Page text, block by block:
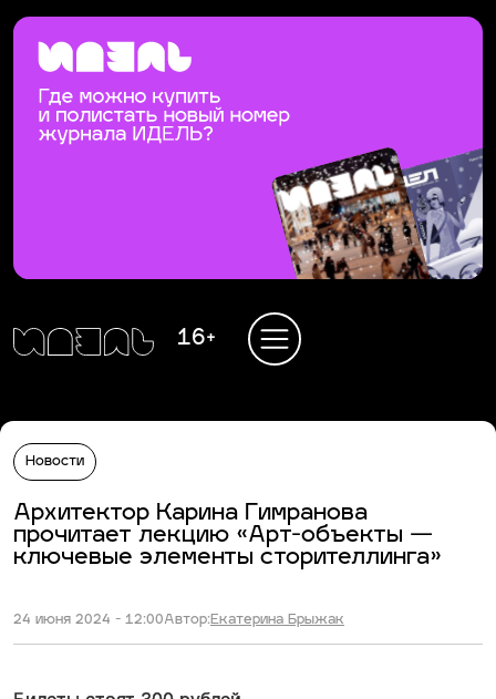
16+
Новости
Архитектор Карина Гимранова
прочитает лекцию «Арт-объекты —
ключевые элементы сторителлинга»
24 июня 2024 - 12:00Автор:Екатерина Брыжак